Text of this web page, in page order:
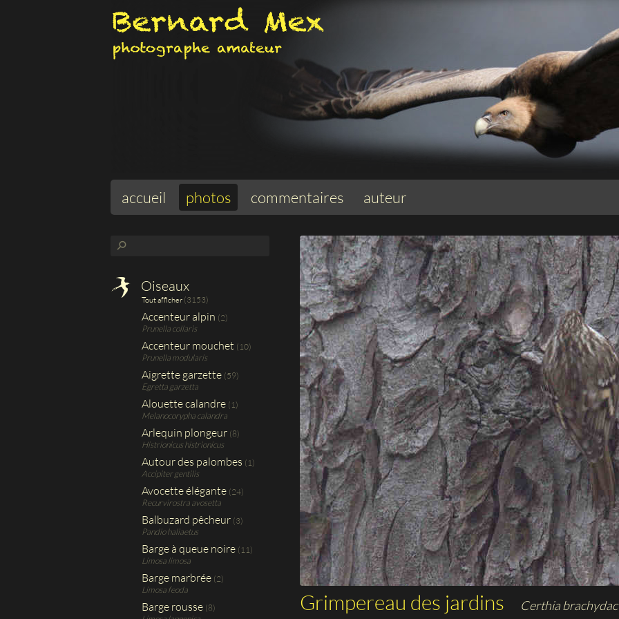
accueil photos commentaires auteur
⚲
Oiseaux
Tout afficher (3153)
Accenteur alpin (2)
Prunella collaris
Accenteur mouchet (10)
Prunella modularis
Aigrette garzette (59)
Egretta garzetta
Alouette calandre (1)
Melanocorypha calandra
Arlequin plongeur (8)
Histrionicus histrionicus
Autour des palombes (1)
Accipiter gentilis
Avocette élégante (24)
Recurvirostra avosetta
Balbuzard pêcheur (3)
Pandio haliaetus
Barge à queue noire (11)
Limosa limosa
Barge marbrée (2)
Limosa feoda
Barge rousse (8)
Grimpereau des jardins
Certhia